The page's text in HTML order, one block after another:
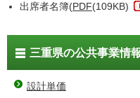
出席者名簿(PDF(109KB)
三重県の公共事業情
設計単価